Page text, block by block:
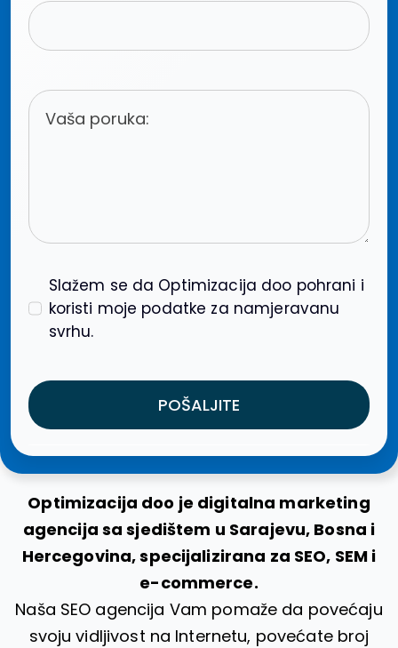
Slažem se da Optimizacija doo pohrani i
koristi moje podatke za namjeravanu
svrhu.
POŠALJITE
Optimizacija doo je digitalna marketing
agencija sa sjedištem u Sarajevu, Bosna i
Hercegovina, specijalizirana za SEO, SEM i
e-commerce.
Naša SEO agencija Vam pomaže da povećaju
svoju vidljivost na Internetu, povećate broj